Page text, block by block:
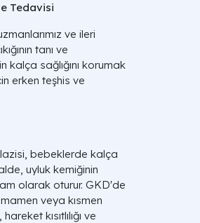
Tedavisi
ve ileri
tanı ve
sağlığını korumak
erken teşhis ve
bebeklerde kalça
uyluk kemiğinin
olarak oturur. GKD'de
veya kısmen
kısıtlılığı ve